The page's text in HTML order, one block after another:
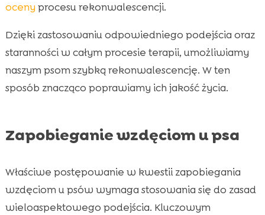
oceny procesu rekonwalescencji.
Dzięki zastosowaniu odpowiedniego podejścia oraz
staranności w całym procesie terapii, umożliwiamy
naszym psom szybką rekonwalescencję. W ten
sposób znacząco poprawiamy ich jakość życia.
Zapobieganie wzdęciom u psa
Właściwe postępowanie w kwestii zapobiegania
wzdęciom u psów wymaga stosowania się do zasad
wieloaspektowego podejścia. Kluczowym